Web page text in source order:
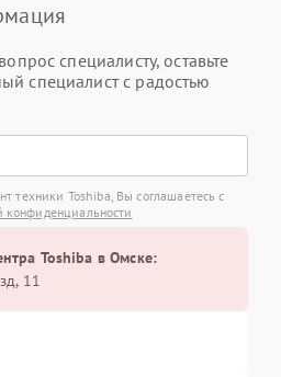
специалисту, оставьте
специалист с радостью
техники Toshiba, Вы соглашаетесь с
конфиденциальности
Toshiba в Омске:
11